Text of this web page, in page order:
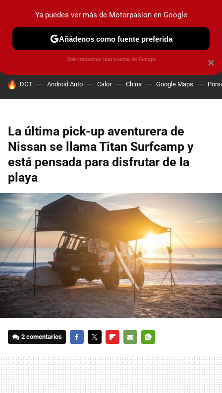
PRUEBAS COCHES ELÉCTRICOS OBSERVATORIO
HOY SE HABLA DE
DGT Android Auto Calor China Google Maps
La última pick-up aventurera de
Nissan se llama Titan Surfcamp y
está pensada para disfrutar de la
playa
2 comentarios
MAIL
×
Ya puedes ver más de Motorpasion en Google
Añádenos como fuente preferida
Solo necesitas una cuenta de Google